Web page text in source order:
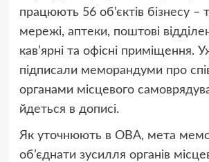
працюють 56 об’єктів бізнесу –
мережі, аптеки, поштові
кав’ярні та офісні приміщення.
підписали меморандуми про
органами місцевого
йдеться в дописі.
Як уточнюють в ОВА, мета
об’єднати зусилля органів